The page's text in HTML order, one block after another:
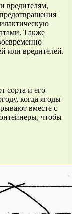
вредителям,
Также
или вредителей.
сорта и его
когда ягоды
вместе с
чтобы